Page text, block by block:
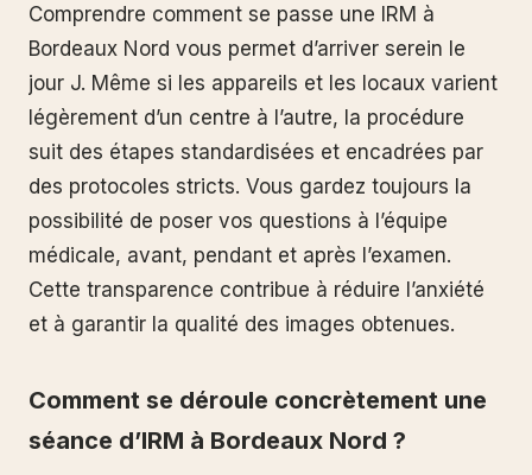
Comprendre comment se passe une IRM à
Bordeaux Nord vous permet d’arriver serein le
jour J. Même si les appareils et les locaux varient
légèrement d’un centre à l’autre, la procédure
suit des étapes standardisées et encadrées par
des protocoles stricts. Vous gardez toujours la
possibilité de poser vos questions à l’équipe
médicale, avant, pendant et après l’examen.
Cette transparence contribue à réduire l’anxiété
et à garantir la qualité des images obtenues.
Comment se déroule concrètement une
séance d’IRM à Bordeaux Nord ?